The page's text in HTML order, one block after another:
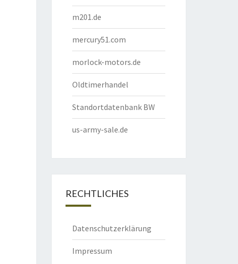
m201.de
mercury51.com
morlock-motors.de
Oldtimerhandel
Standortdatenbank BW
us-army-sale.de
RECHTLICHES
Datenschutzerklärung
Impressum